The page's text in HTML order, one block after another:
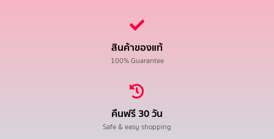
สินค้าของแท้
100% Guarantee
คืนฟรี 30 วัน
Safe & easy shopping